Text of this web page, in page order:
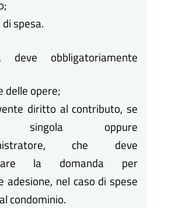
spesa.
deve obbligatoriamente
delle opere;
diritto al contributo, se
singola oppure
che deve
la domanda per
adesione, nel caso di spese
condominio.